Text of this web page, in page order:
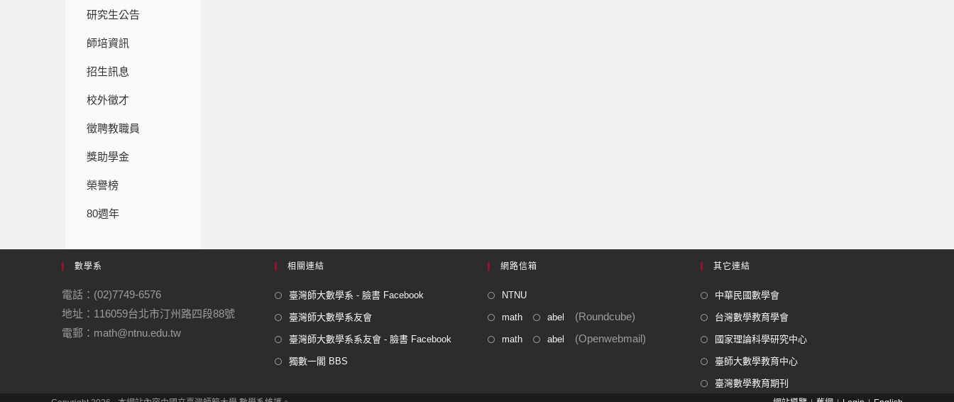
研究生公告
師培資訊
招生訊息
校外徵才
徵聘教職員
獎助學金
榮譽榜
80週年
數學系
電話：(02)7749-6576
地址：116059台北市汀州路四段88號
電郵：math@ntnu.edu.tw
相關連結
臺灣師大數學系 - 臉書 Facebook
臺灣師大數學系友會
臺灣師大數學系系友會 - 臉書 Facebook
獨數一閣 BBS
網路信箱
NTNU
math abel (Roundcube)
math abel (Openwebmail)
其它連結
中華民國數學會
台灣數學教育學會
國家理論科學研究中心
臺師大數學教育中心
臺灣數學教育期刊